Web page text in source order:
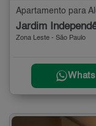
Jardim
Zona Leste - São Paulo